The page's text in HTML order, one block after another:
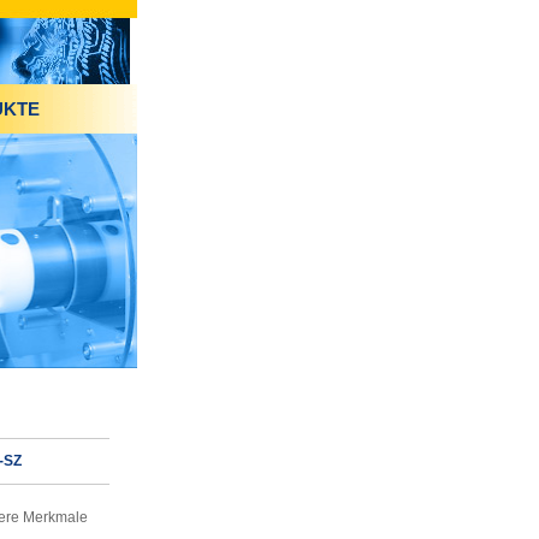
SZ
Merkmale